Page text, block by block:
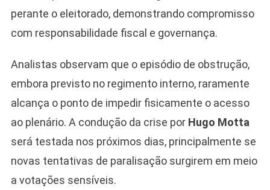
perante o eleitorado, demonstrando compromisso
com responsabilidade fiscal e governança.
Analistas observam que o episódio de obstrução,
embora previsto no regimento interno, raramente
alcança o ponto de impedir fisicamente o acesso
ao plenário. A condução da crise por Hugo Motta
será testada nos próximos dias, principalmente se
novas tentativas de paralisação surgirem em meio
a votações sensíveis.